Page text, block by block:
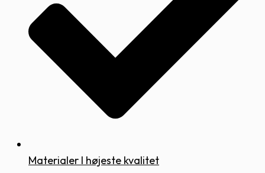
Materialer I højeste kvalitet